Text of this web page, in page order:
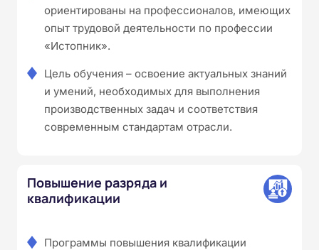
ориентированы на профессионалов, имеющих
опыт трудовой деятельности по профессии
«Истопник».
Цель обучения – освоение актуальных знаний
и умений, необходимых для выполнения
производственных задач и соответствия
современным стандартам отрасли.
Повышение разряда и
квалификации
Программы повышения квалификации